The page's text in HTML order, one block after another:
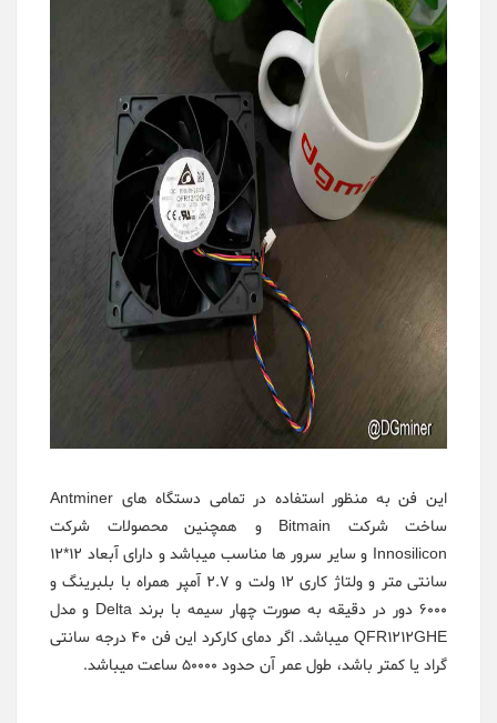
این فن به منظور استفاده در تمامی دستگاه های Antminer
ساخت شرکت Bitmain و همچنین محصولات شرکت
Innosilicon و سایر سرور ها مناسب میباشد و دارای آبعاد 12*12
سانتی متر و ولتاژ کاری 12 ولت و 2.7 آمپر همراه با بلبرینگ و
6000 دور در دقیقه به صورت چهار سیمه با برند Delta و مدل
QFR1212GHE میباشد. اگر دمای کارکرد این فن 40 درجه سانتی
گراد یا کمتر باشد، طول عمر آن حدود 50000 ساعت میباشد.